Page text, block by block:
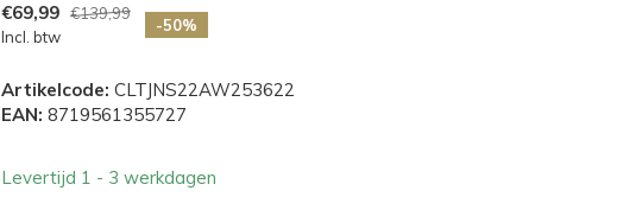
€69,99 €139,99
Incl. btw
-50%
Artikelcode: CLTJNS22AW253622
EAN: 8719561355727
Levertijd 1 - 3 werkdagen